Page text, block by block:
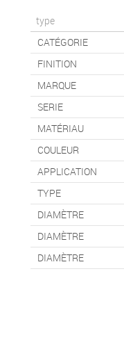
type
CATÉGORIE
FINITION
MARQUE
SERIE
MATÉRIAU
COULEUR
APPLICATION
TYPE
DIAMÈTRE
DIAMÈTRE
DIAMÈTRE